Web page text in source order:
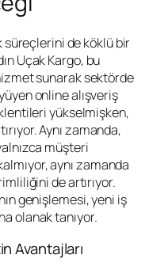
de köklü bir
Uçak Kargo, bu
sunarak sektörde
online alışveriş
yükselmişken,
Aynı zamanda,
müşteri
aynı zamanda
de artırıyor.
genişlemesi, yeni iş
olanak tanıyor.
Avantajları